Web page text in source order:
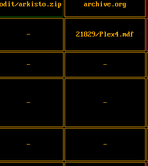
arkisto.zip archive.org
- 21829/Plex4.mdf
- -
- -
- -